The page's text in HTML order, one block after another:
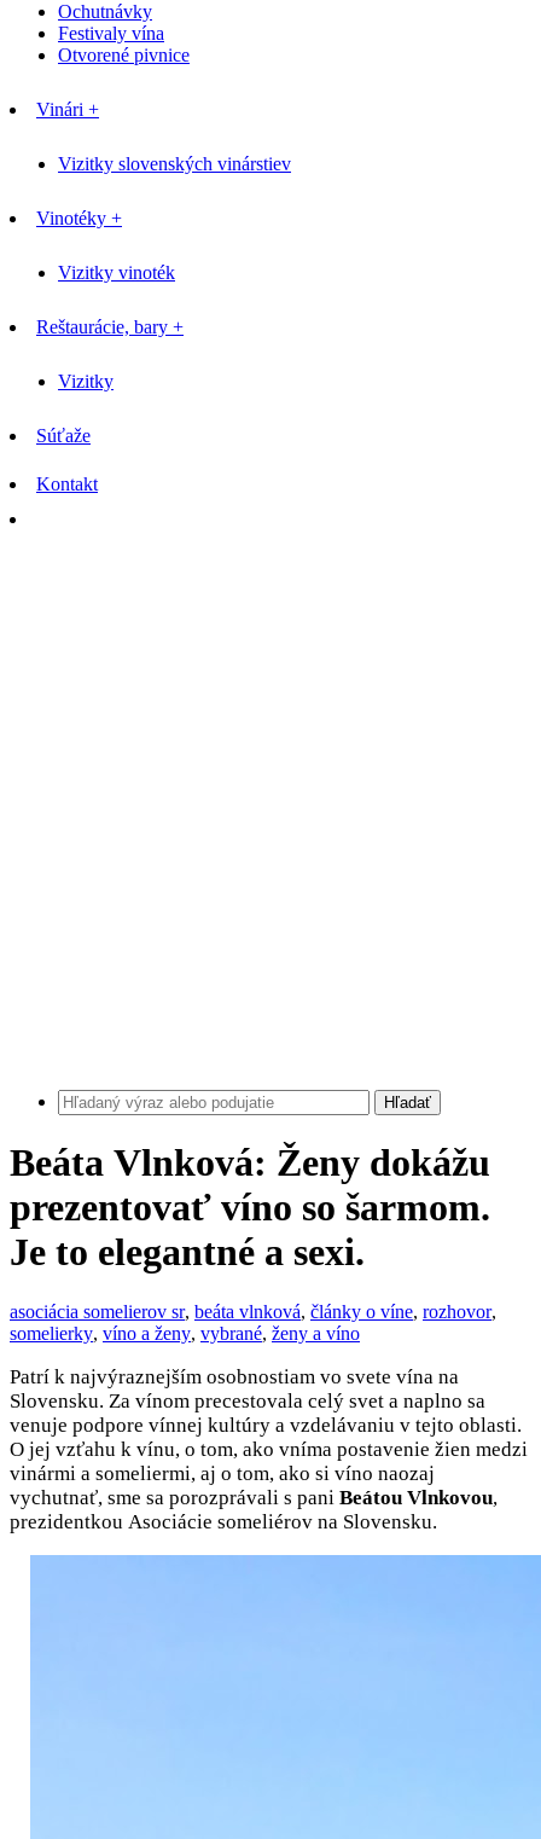
Ochutnávky
Festivaly vína
Otvorené pivnice
Vinári +
Vizitky slovenských vinárstiev
Vinotéky +
Vizitky vinoték
Reštaurácie, bary +
Vizitky
Súťaže
Kontakt
Hľadať
Beáta Vlnková: Ženy dokážu
prezentovať víno so šarmom.
Je to elegantné a sexi.
asociácia somelierov sr, beáta vlnková, články o víne, rozhovor,
somelierky, víno a ženy, vybrané, ženy a víno
Patrí k najvýraznejším osobnostiam vo svete vína na
Slovensku. Za vínom precestovala celý svet a naplno sa
venuje podpore vínnej kultúry a vzdelávaniu v tejto oblasti.
O jej vzťahu k vínu, o tom, ako vníma postavenie žien medzi
vinármi a someliermi, aj o tom, ako si víno naozaj
vychutnať, sme sa porozprávali s pani Beátou Vlnkovou,
prezidentkou Asociácie someliérov na Slovensku.